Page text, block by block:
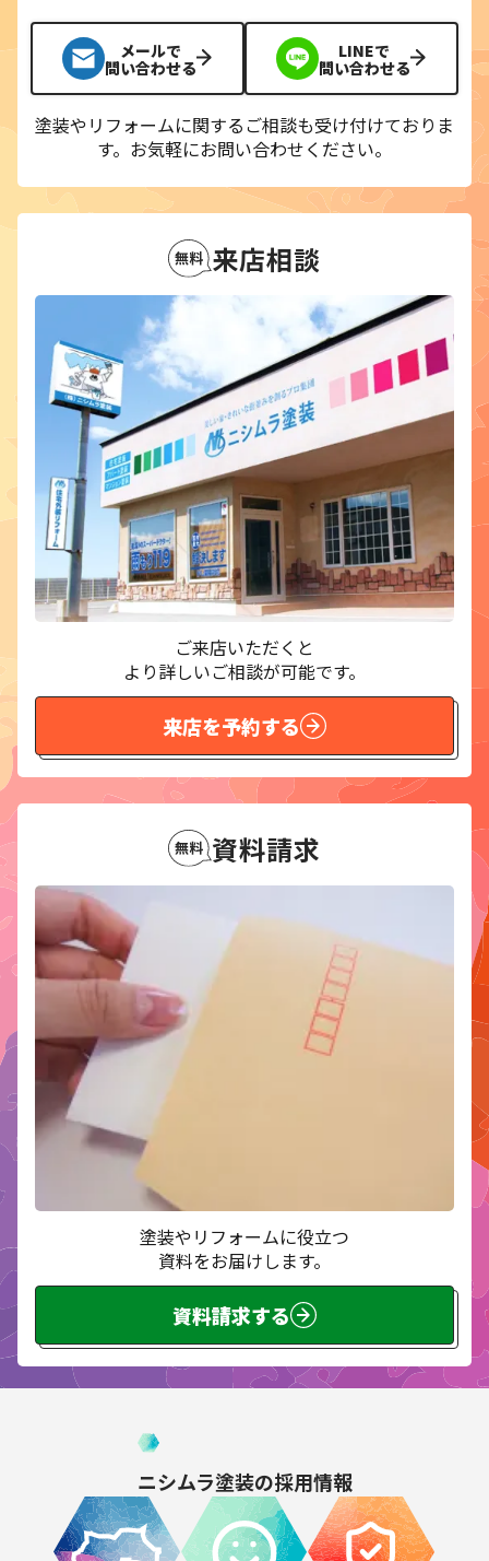
メールで
問い合わせる
LINEで
問い合わせる
塗装やリフォームに関するご相談も受け付けておりま
す。 お気軽にお問い合わせください。
来店相談
ご来店いただくと
より詳しいご相談が可能です。
来店を予約する
資料請求
塗装やリフォームに役立つ
資料をお届けします。
資料請求する
ニシムラ塗装の採用情報